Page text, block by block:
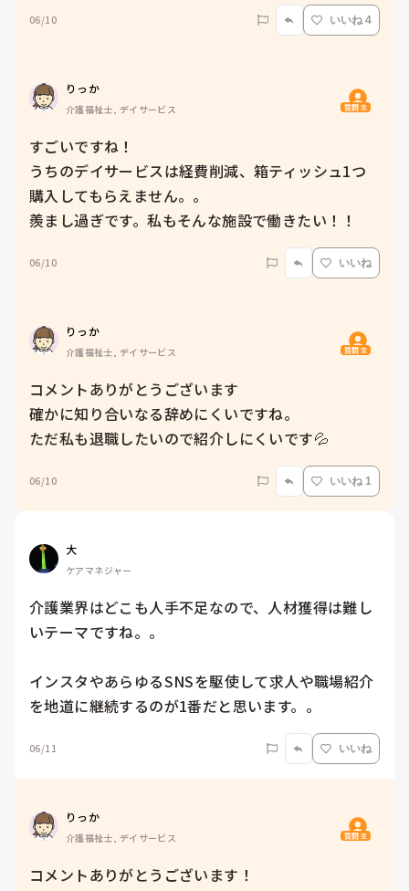
06/10 いいね 4
りっか
介護福祉士, デイサービス 質問主
すごいですね！
うちのデイサービスは経費削減、箱ティッシュ1つ
購入してもらえません。。
羨まし過ぎです。私もそんな施設で働きたい！！
06/10 いいね
りっか
介護福祉士, デイサービス 質問主
コメントありがとうございます
確かに知り合いなる辞めにくいですね。
ただ私も退職したいので紹介しにくいです💦
06/10 いいね 1
大
ケアマネジャー
介護業界はどこも人手不足なので、人材獲得は難し
いテーマですね。。
インスタやあらゆるSNSを駆使して求人や職場紹介
を地道に継続するのが1番だと思います。。
06/11 いいね
りっか
介護福祉士, デイサービス 質問主
コメントありがとうございます！